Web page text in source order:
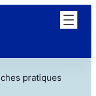
pratiques